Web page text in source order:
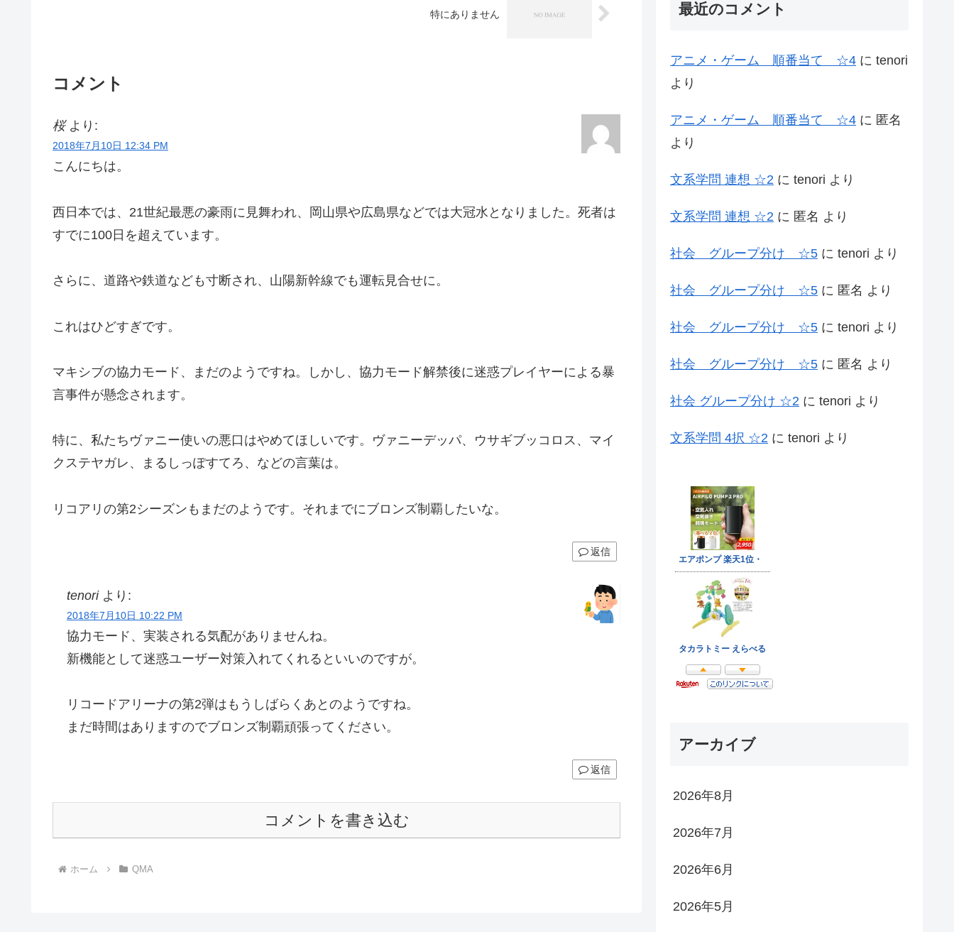
特にありません
コメント
桜 より:
2018年7月10日 12:34 PM
こんにちは。
西日本では、21世紀最悪の豪雨に見舞われ、岡山県や広島県などでは大冠水となりました。死者は
すでに100日を超えています。
さらに、道路や鉄道なども寸断され、山陽新幹線でも運転見合せに。
これはひどすぎです。
マキシブの協力モード、まだのようですね。しかし、協力モード解禁後に迷惑プレイヤーによる暴
言事件が懸念されます。
特に、私たちヴァニー使いの悪口はやめてほしいです。ヴァニーデッパ、ウサギブッコロス、マイ
クステヤガレ、まるしっぽすてろ、などの言葉は。
リコアリの第2シーズンもまだのようです。それまでにブロンズ制覇したいな。
返信
tenori より:
2018年7月10日 10:22 PM
協力モード、実装される気配がありませんね。
新機能として迷惑ユーザー対策入れてくれるといいのですが。
リコードアリーナの第2弾はもうしばらくあとのようですね。
まだ時間はありますのでブロンズ制覇頑張ってください。
返信
コメントを書き込む
ホーム QMA
最近のコメント
アニメ・ゲーム 順番当て ☆4 に tenori
より
アニメ・ゲーム 順番当て ☆4 に 匿名
より
文系学問 連想 ☆2 に tenori より
文系学問 連想 ☆2 に 匿名 より
社会 グループ分け ☆5 に tenori より
社会 グループ分け ☆5 に 匿名 より
社会 グループ分け ☆5 に tenori より
社会 グループ分け ☆5 に 匿名 より
社会 グループ分け ☆2 に tenori より
文系学問 4択 ☆2 に tenori より
アーカイブ
2026年8月
2026年7月
2026年6月
2026年5月